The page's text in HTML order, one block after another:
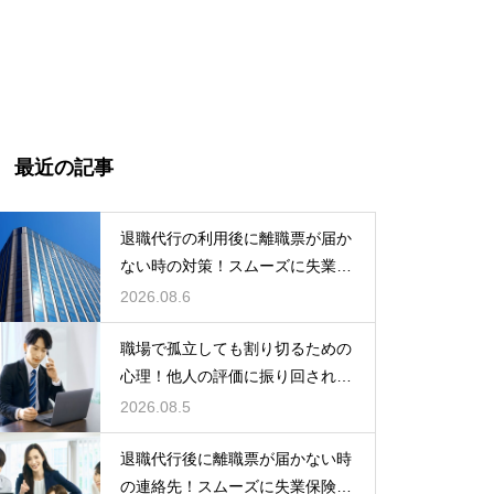
最近の記事
退職代行の利用後に離職票が届か
ない時の対策！スムーズに失業保
険をもらう
2026.08.6
職場で孤立しても割り切るための
心理！他人の評価に振り回されな
いための術
2026.08.5
退職代行後に離職票が届かない時
の連絡先！スムーズに失業保険を